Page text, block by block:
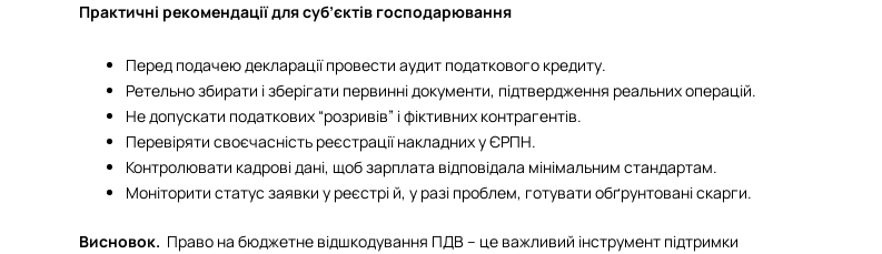
Практичні рекомендації для суб’єктів господарювання
Перед подачею декларації провести аудит податкового кредиту.
Ретельно збирати і зберігати первинні документи, підтвердження реальних операцій.
Не допускати податкових “розривів” і фіктивних контрагентів.
Перевіряти своєчасність реєстрації накладних у ЄРПН.
Контролювати кадрові дані, щоб зарплата відповідала мінімальним стандартам.
Моніторити статус заявки у реєстрі й, у разі проблем, готувати обґрунтовані скарги.
Висновок. Право на бюджетне відшкодування ПДВ – це важливий інструмент підтримки